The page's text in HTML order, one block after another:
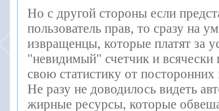
Но с другой стороны если
пользователь прав, то сразу на
извращенцы, которые платят за
"невидимый" счетчик и всячески
свою статистику от посторонних
Не разу не доводилось видеть
жирные ресурсы, которые